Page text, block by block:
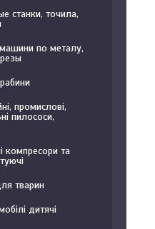
станки, точила,
машини по металу,
промислові,
пилососи,
компресори та
тварин
дитячі